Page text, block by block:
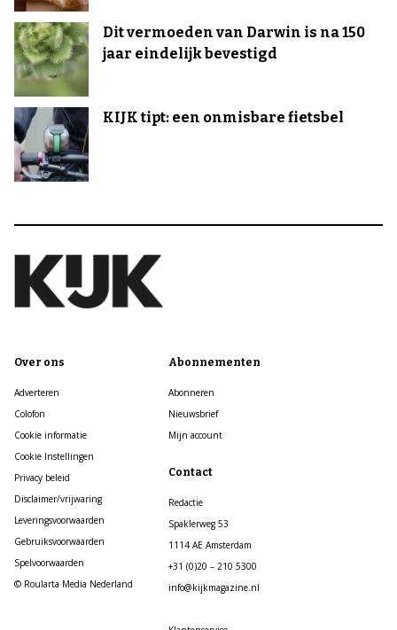
Dit vermoeden van Darwin is na 150
jaar eindelijk bevestigd
KIJK tipt: een onmisbare fietsbel
Over ons
Adverteren
Colofon
Cookie informatie
Cookie Instellingen
Privacy beleid
Disclaimer/vrijwaring
Leveringsvoorwaarden
Gebruiksvoorwaarden
Spelvoorwaarden
© Roularta Media Nederland
Abonnementen
Abonneren
Nieuwsbrief
Mijn account
Contact
Redactie
Spaklerweg 53
1114 AE Amsterdam
+31 (0)20 – 210 5300
info@kijkmagazine.nl